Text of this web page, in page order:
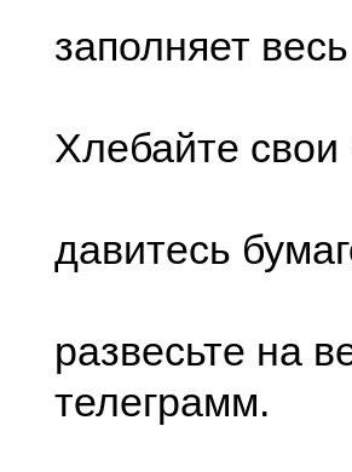
заполняет
Хлебайте свои
давитесь
развесьте на
телеграмм.